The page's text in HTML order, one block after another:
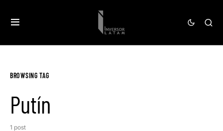
BROWSING TAG
Putín
1 post